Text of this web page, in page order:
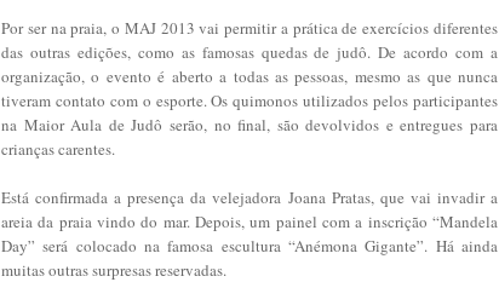
Por ser na praia, o MAJ 2013 vai permitir a prática de exercícios diferentes
das outras edições, como as famosas quedas de judô. De acordo com a
organização, o evento é aberto a todas as pessoas, mesmo as que nunca
tiveram contato com o esporte. Os quimonos utilizados pelos participantes
na Maior Aula de Judô serão, no final, são devolvidos e entregues para
crianças carentes.
Está confirmada a presença da velejadora Joana Pratas, que vai invadir a
areia da praia vindo do mar. Depois, um painel com a inscrição “Mandela
Day” será colocado na famosa escultura “Anémona Gigante”. Há ainda
muitas outras surpresas reservadas.